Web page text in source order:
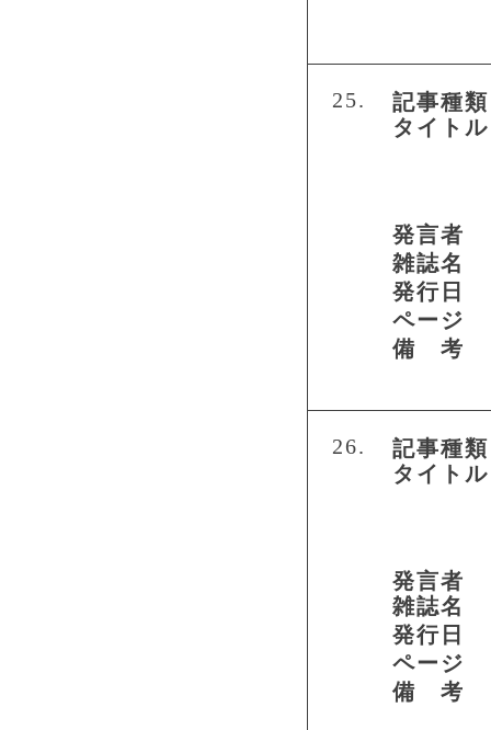
25.
記事種類
タイトル
発言者
雑誌名
発行日
ページ
備 考
26.
記事種類
タイトル
発言者
雑誌名
発行日
ページ
備 考